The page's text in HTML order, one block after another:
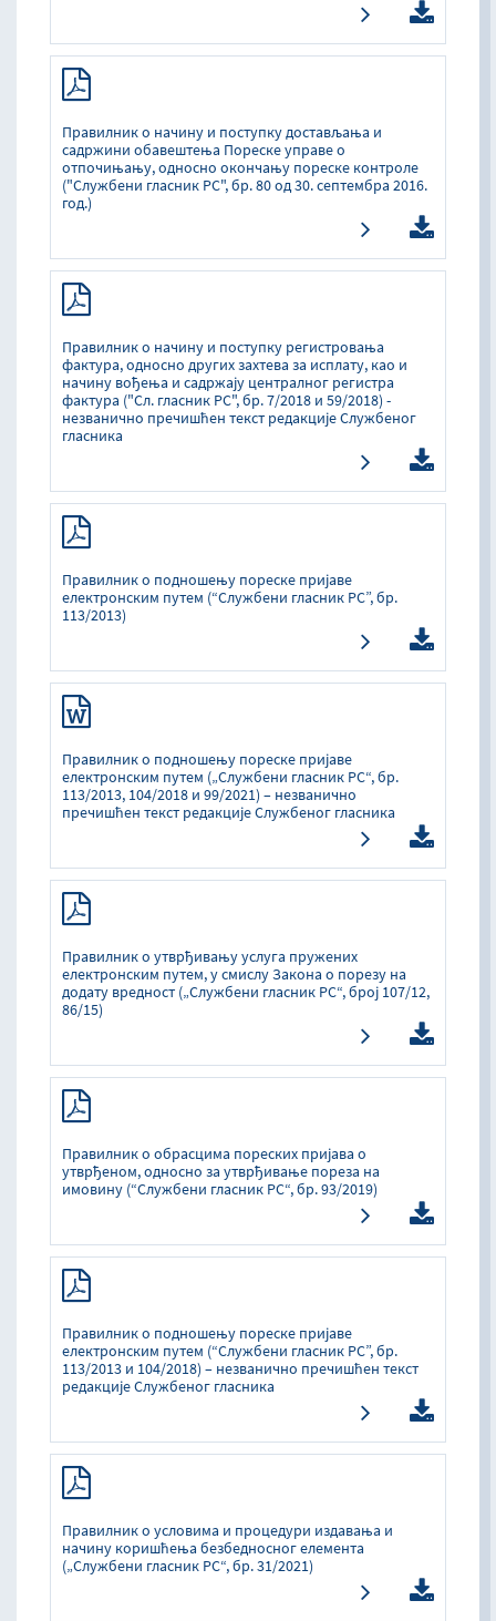
Правилник о начину и поступку достављања и
садржини обавештења Пореске управе о
отпочињању, односно окончању пореске контроле
("Службени гласник РС", бр. 80 од 30. септембра 2016.
год.)
Правилник о начину и поступку регистровања
фактура, односно других захтева за исплату, као и
начину вођења и садржају централног регистра
фактура ("Сл. гласник РС", бр. 7/2018 и 59/2018) -
незванично пречишћен текст редакције Службеног
гласника
Прaвилник o пoднoшeњу пoрeскe приjaвe
eлeктрoнским путeм (“Службeни глaсник РС”, бр.
113/2013)
Правилник о подношењу пореске пријаве
електронским путем („Службени гласник РС“, бр.
113/2013, 104/2018 и 99/2021) – незванично
пречишћен текст редакције Службеног гласника
Правилник о утврђивању услуга пружених
електронским путем, у смислу Закона о порезу на
додату вредност („Службени гласник РС“, број 107/12,
86/15)
Правилник о обрасцима пореских пријава о
утврђеном, односно за утврђивање пореза на
имовину (“Службени гласник РС“, бр. 93/2019)
Правилник о подношењу пореске пријаве
електронским путем (“Службени гласник РС”, бр.
113/2013 и 104/2018) – незванично пречишћен текст
редакције Службеног гласника
Правилник о условима и процедури издавања и
начину коришћења безбедносног елемента
(„Службени гласник РС“, бр. 31/2021)